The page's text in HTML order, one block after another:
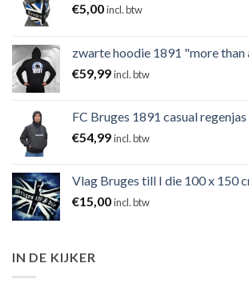
€5,00incl. btw
zwarte hoodie 1891 "more than
€59,99incl. btw
FC Bruges 1891 casual regenjas
€54,99incl. btw
Vlag Bruges till I die 100 x 150
€15,00incl. btw
IN DE KIJKER